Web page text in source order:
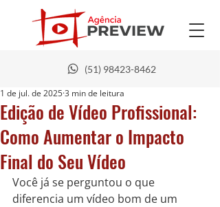
(51) 98423-8462
Edição de Vídeo Profissional:
Como Aumentar o Impacto
Final do Seu Vídeo
1 de jul. de 20253 min de leitura
Você já se perguntou o que
diferencia um vídeo bom de um